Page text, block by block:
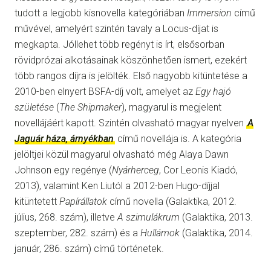
tudott a legjobb kisnovella kategóriában Immersion című
művével, amelyért szintén tavaly a Locus-díjat is
megkapta. Jóllehet több regényt is írt, elsősorban
rövidprózai alkotásainak köszönhetően ismert, ezekért
több rangos díjra is jelölték. Első nagyobb kitüntetése a
2010-ben elnyert BSFA-díj volt, amelyet az Egy hajó
születése (The Shipmaker), magyarul is megjelent
novellájáért kapott. Szintén olvasható magyar nyelven A
Jaguár háza, árnyékban című novellája is. A kategória
jelöltjei közül magyarul olvasható még Alaya Dawn
Johnson egy regénye (Nyárherceg, Cor Leonis Kiadó,
2013), valamint Ken Liutól a 2012-ben Hugo-díjjal
kitüntetett Papírállatok című novella (Galaktika, 2012.
július, 268. szám), illetve A szimulákrum (Galaktika, 2013.
szeptember, 282. szám) és a Hullámok (Galaktika, 2014.
január, 286. szám) című történetek.